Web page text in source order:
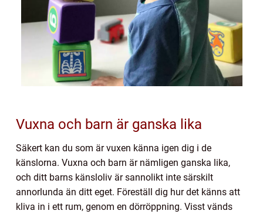
Vuxna och barn är ganska lika
Säkert kan du som är vuxen känna igen dig i de
känslorna. Vuxna och barn är nämligen ganska lika,
och ditt barns känsloliv är sannolikt inte särskilt
annorlunda än ditt eget. Föreställ dig hur det känns att
kliva in i ett rum, genom en dörröppning. Visst vänds